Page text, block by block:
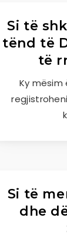
Si të
tënd të
të
Ky mësim
Si të
dhe